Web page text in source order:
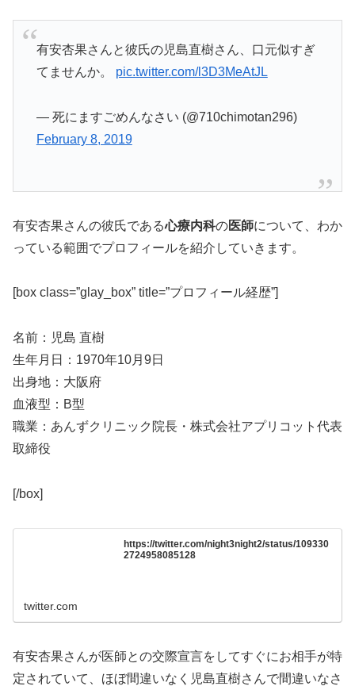
有安杏果さんと彼氏の児島直樹さん、口元似すぎ
てませんか。 pic.twitter.com/l3D3MeAtJL
— 死にますごめんなさい (@710chimotan296)
February 8, 2019
有安杏果さんの彼氏である心療内科の医師について、わか
っている範囲でプロフィールを紹介していきます。
[box class=”glay_box” title=”プロフィール経歴”]
名前：児島 直樹
生年月日：1970年10月9日
出身地：大阪府
血液型：B型
職業：あんずクリニック院長・株式会社アプリコット代表
取締役
[/box]
https://twitter.com/night3night2/status/109330
2724958085128
twitter.com
有安杏果さんが医師との交際宣言をしてすぐにお相手が特
定されていて、ほぼ間違いなく児島直樹さんで間違いなさ